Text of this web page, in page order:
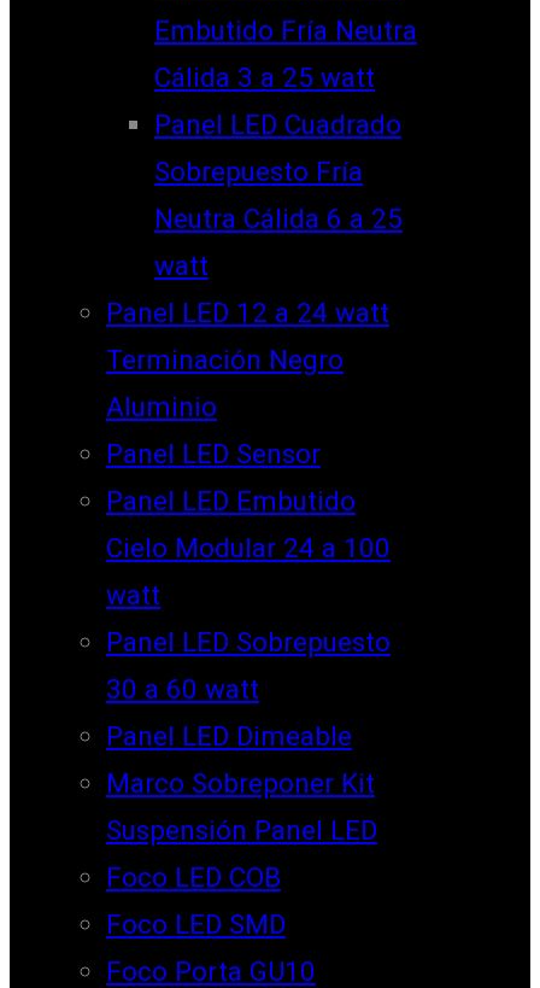
Embutido Fría Neutra
Cálida 3 a 25 watt
Panel LED Cuadrado
Sobrepuesto Fría
Neutra Cálida 6 a 25
watt
Panel LED 12 a 24 watt
Terminación Negro
Aluminio
Panel LED Sensor
Panel LED Embutido
Cielo Modular 24 a 100
watt
Panel LED Sobrepuesto
30 a 60 watt
Panel LED Dimeable
Marco Sobreponer Kit
Suspensión Panel LED
Foco LED COB
Foco LED SMD
Foco Porta GU10